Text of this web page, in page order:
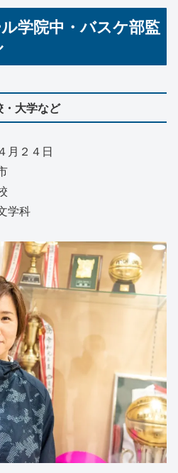
学院中・バスケ部監
大学など
月２４日
学科